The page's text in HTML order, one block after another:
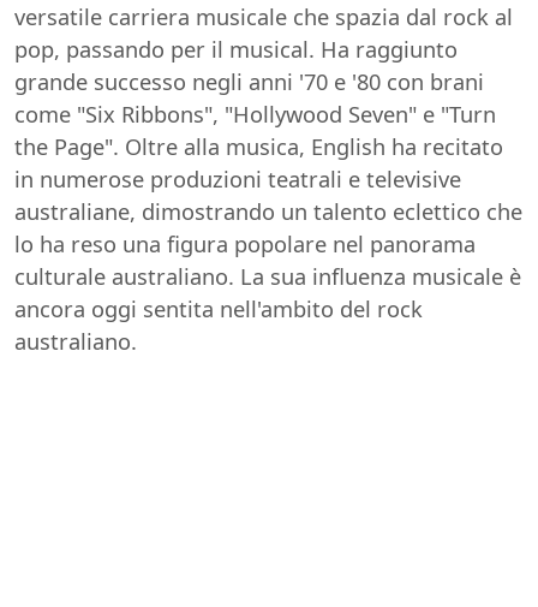
versatile carriera musicale che spazia dal rock al
pop, passando per il musical. Ha raggiunto
grande successo negli anni '70 e '80 con brani
come "Six Ribbons", "Hollywood Seven" e "Turn
the Page". Oltre alla musica, English ha recitato
in numerose produzioni teatrali e televisive
australiane, dimostrando un talento eclettico che
lo ha reso una figura popolare nel panorama
culturale australiano. La sua influenza musicale è
ancora oggi sentita nell'ambito del rock
australiano.